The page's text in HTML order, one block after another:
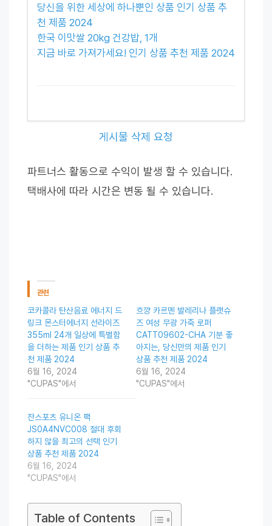
당신을 위한 세상에 하나뿐인 상품 인기 상품 추
천 제품 2024
한국 이맛쌀 20kg 건강밥, 1개
지금 바로 가져가세요! 인기 상품 추천 제품 2024
게시물 삭제 요청
파트너스 활동으로 수익이 발생 할 수 있습니다.
택배사에 따라 시간은 변동 될 수 있습니다.
관련
코카콜라 탄산음료 에너지 드
링크 몬스터에너지 선라이즈
355ml 24개 일상에 특별함
을 더하는 제품 인기 상품 추
천 제품 2024
6월 16, 2024
"CUPAS"에서
흐꺙 카르멘 발레리나 플랫슈
즈 여성 무광 가죽 로퍼
CATT09602-CHA 기분 좋
아지는, 당신만의 제품 인기
상품 추천 제품 2024
6월 16, 2024
"CUPAS"에서
잔스포츠 유니온 팩
JS0A4NVC008 절대 후회
하지 않을 최고의 선택 인기
상품 추천 제품 2024
6월 16, 2024
"CUPAS"에서
Table of Contents